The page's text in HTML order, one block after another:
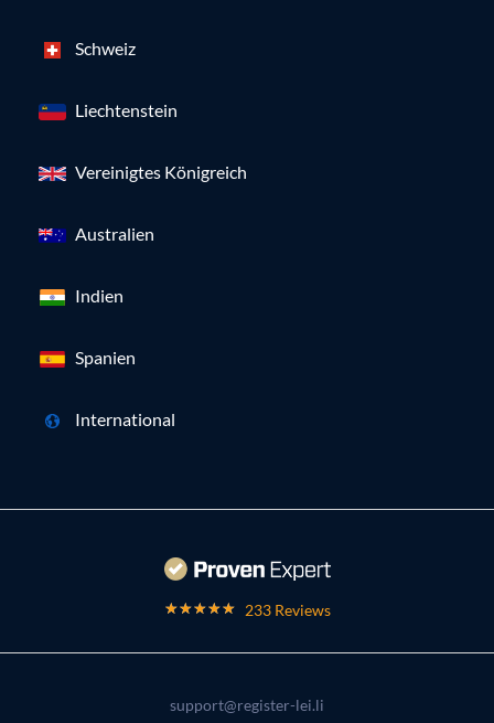
Schweiz
Liechtenstein
Vereinigtes Königreich
Australien
Indien
Spanien
International
233 Reviews
support@register-lei.li